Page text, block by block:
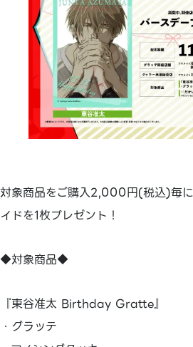
対象商品をご購入2,000円(税込)毎
イドを1枚プレゼント！
◆対象商品◆
『東谷准太 Birthday Gratte』
・グラッテ